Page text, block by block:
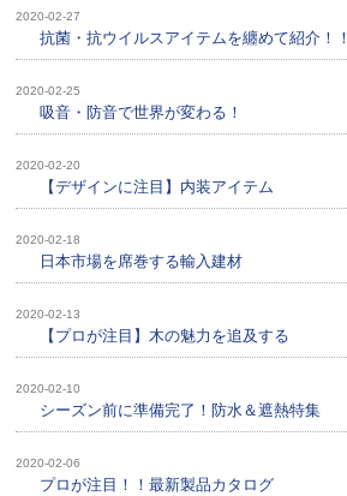
2020-02-27
抗菌・抗ウイルスアイテムを纏めて紹介！！
2020-02-25
吸音・防音で世界が変わる！
2020-02-20
【デザインに注目】内装アイテム
2020-02-18
日本市場を席巻する輸入建材
2020-02-13
【プロが注目】木の魅力を追及する
2020-02-10
シーズン前に準備完了！防水＆遮熱特集
2020-02-06
プロが注目！！最新製品カタログ